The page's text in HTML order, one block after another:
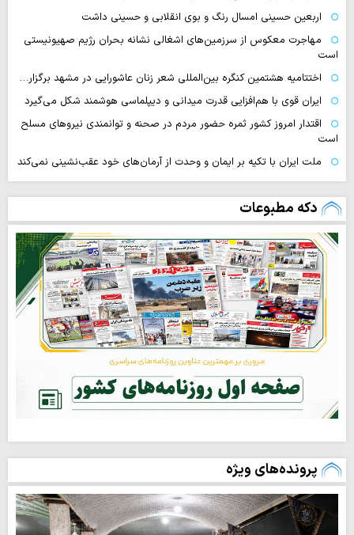
اربعین حسینی امسال رنگ و بوی انقلابی و حسینی داشت
مهاجرت معکوس از سرزمین‌های اشغالی نشانه بحران رژیم صهیونیستی
است
اختتامیه هشتمین کنگره بین‌المللی شعر زنان عاشورایی در مشهد برگزار…
ایران قوی با هم‌افزایی قدرت میدانی و دیپلماسی هوشمند شکل می‌گیرد
اقتدار امروز کشور ثمره حضور مردم در صحنه و توانمندی نیروهای مسلح
است
ملت ایران با تکیه بر ایمان و وحدت از آرمان‌های خود عقب‌نشینی نمی‌کند
دکه مطبوعات
پرونده‌های ویژه